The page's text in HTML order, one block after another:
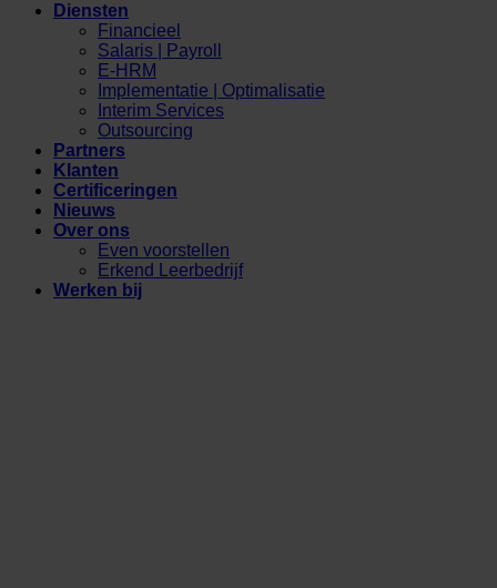
Diensten
Financieel
Salaris | Payroll
E-HRM
Implementatie | Optimalisatie
Interim Services
Outsourcing
Partners
Klanten
Certificeringen
Nieuws
Over ons
Even voorstellen
Erkend Leerbedrijf
Werken bij